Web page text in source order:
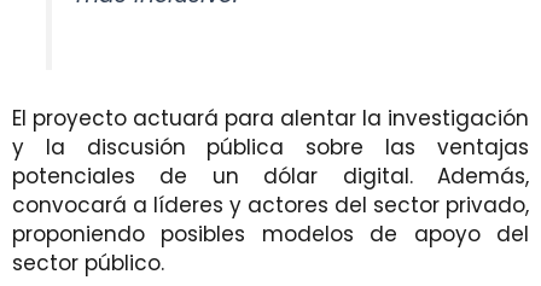
El proyecto actuará para alentar la investigación
y la discusión pública sobre las ventajas
potenciales de un dólar digital. Además,
convocará a líderes y actores del sector privado,
proponiendo posibles modelos de apoyo del
sector público.